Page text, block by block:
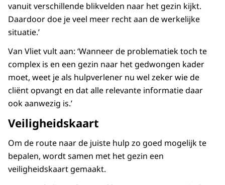
vanuit verschillende blikvelden naar het gezin kijkt.
Daardoor doe je veel meer recht aan de werkelijke
situatie.’
Van Vliet vult aan: ‘Wanneer de problematiek toch te
complex is en een gezin naar het gedwongen kader
moet, weet je als hulpverlener nu wel zeker wie de
cliënt opvangt en dat alle relevante informatie daar
ook aanwezig is.’
Veiligheidskaart
Om de route naar de juiste hulp zo goed mogelijk te
bepalen, wordt samen met het gezin een
veiligheidskaart gemaakt.